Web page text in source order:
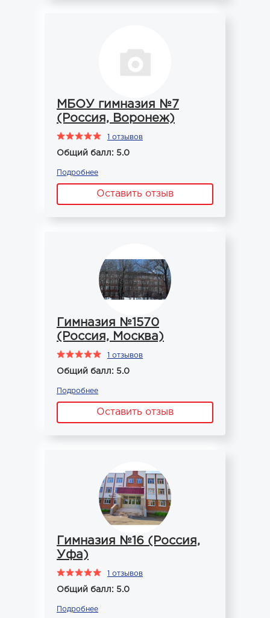
МБОУ гимназия №7
(Россия, Воронеж)
1 отзывов
Общий балл: 5.0
Подробнее
Оставить отзыв
Гимназия №1570
(Россия, Москва)
1 отзывов
Общий балл: 5.0
Подробнее
Оставить отзыв
Гимназия №16 (Россия,
Уфа)
1 отзывов
Общий балл: 5.0
Подробнее